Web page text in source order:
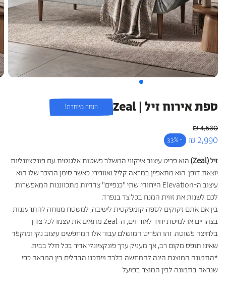
כריות מלונות היוקרה כריות היברידיות
עמינח X השטיח האדום
ספת אירוח זיל | Zeal הנחה מיוחדת!
2,990 ₪
-33%מחיר מבצע
מחיר רגיל
4,530 ₪
זיל (Zeal)
הוא פריט עיצוב אייקוני המשלב פשטות אלגנטית עם פונקציונליות
יוצאת דופן. הוא מתאפיין במראה קליל ואוורירי, כאשר סימן ההיכר שלו הוא
עיצוב ה-Elevation הייחודי: שתי "כנפיים" צדדיות מתכווננות המאפשרות
לכם לשנות את זווית המנח בכל צד בנפרד.
בין אם אתם זקוקים לספה קומפקטית לישיבה, למשטח מנוחה להתרעננות
בצהריים או למיטת יחיד לאורחים, ה-Zeal מתאים את עצמו לכל צורך
בלחיצה פשוטה. זהו הפריט המושלם עבור אלו המחפשים עיצוב נקי ומוקפד
שאינו תופס מקום רב, אך מעניק ערך פונקציונלי אדיר בכל חלל בבית.
*התמונה המוצגת הינה להמחשה בלבד וייתכנו הבדלים בין המראה כפי
שנראה בתמונה לבין המוצר בפועל